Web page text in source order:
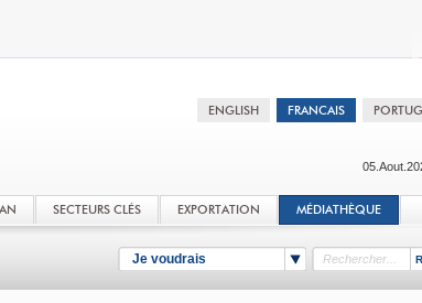
SECTEURS CLÉS EXPORTATION MÉDIATHÈQUE
Je voudrais